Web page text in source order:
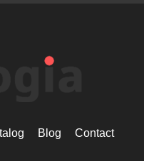
Blog Contact